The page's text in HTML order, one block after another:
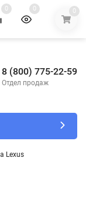
0 0 0
8 (800) 775-22-59
Отдел продаж
Lexus